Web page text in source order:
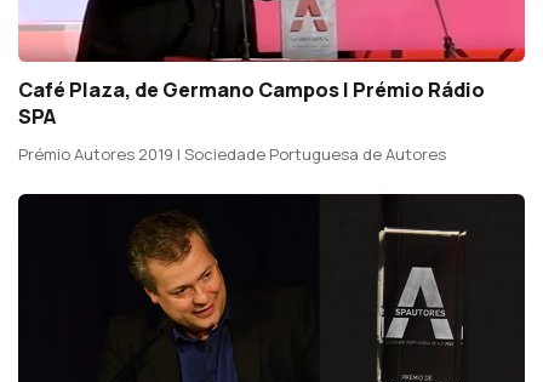
Café Plaza, de Germano Campos | Prémio Rádio
SPA
Prémio Autores 2019 | Sociedade Portuguesa de Autores